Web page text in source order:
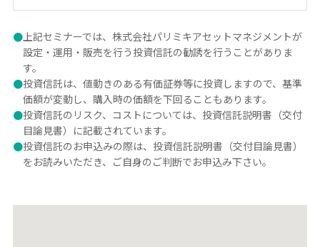
●上記セミナーでは、株式会社パリミキアセットマネジメントが
設定・運用・販売を行う投資信託の勧誘を行うことがありま
す。
●投資信託は、値動きのある有価証券等に投資しますので、基準
価額が変動し、購入時の価額を下回ることもあります。
●投資信託のリスク、コストについては、投資信託説明書（交付
目論見書）に記載されています。
●投資信託のお申込みの際は、投資信託説明書（交付目論見書）
をお読みいただき、ご自身のご判断でお申込み下さい。